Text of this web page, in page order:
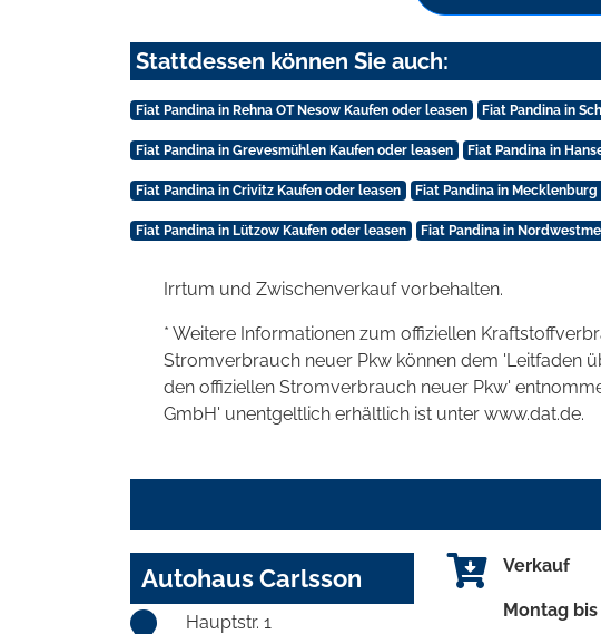
Stattdessen können Sie auch:
Fiat Pandina in Rehna OT Nesow Kaufen oder leasen Fiat Pandina in
Fiat Pandina in Grevesmühlen Kaufen oder leasen Fiat Pandina in
Fiat Pandina in Crivitz Kaufen oder leasen Fiat Pandina in
Fiat Pandina in Lützow Kaufen oder leasen Fiat Pandina in
Irrtum und Zwischenverkauf vorbehalten.
* Weitere Informationen zum offiziellen
Stromverbrauch neuer Pkw können dem 'Leitfaden
den offiziellen Stromverbrauch neuer Pkw'
GmbH' unentgeltlich erhältlich ist unter www.dat.de.
Autohaus Carlsson
Hauptstr. 1
Verkauf
Montag